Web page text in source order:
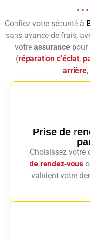
Confiez votre sécurité à
sans avance de frais,
votre assurancepour
(réparation d’éclat,
arrière,
Prise de
Choisissez votre
de rendez‑vous
valident votre